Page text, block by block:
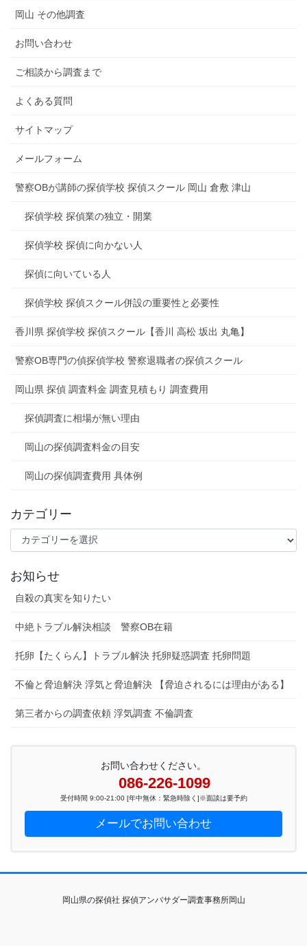
岡山 その他調査
お問い合わせ
ご相談から調査まで
よくある質問
サイトマップ
メールフォーム
警察OBが講師の探偵学校 探偵スクール 岡山 倉敷 津山
探偵学校 探偵業の独立・開業
探偵学校 探偵に向かない人
探偵に向いている人
探偵学校 探偵スクール併設の重要性と必要性
香川県 探偵学校 探偵スクール【香川 高松 坂出 丸亀】
警察OB専門の偵探偵学校 警察退職者の探偵スクール
岡山県 探偵 調査料金 調査見積もり 調査費用
探偵調査に相場が無い理由
岡山の探偵調査料金の目安
岡山の探偵調査費用 具体例
カテゴリー
テ
リ
ー
お知らせ
自殺の真実を知りたい
中絶トラブル解決相談 警察OB在籍
托卵【たくらん】トラブル解決 托卵疑惑調査 托卵問題
不倫と脅迫解決 浮気と脅迫解決 【脅迫されるには理由がある】
第三者からの調査依頼 浮気調査 不倫調査
お問い合わせください。
086-226-1099
受付時間 9:00-21:00 [年中無休：緊急時除く]※面談は要予約
メールでお問い合わせ
岡山県の探偵社 探偵アンバサダー調査事務所岡山